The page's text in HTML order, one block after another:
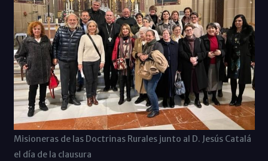
Misioneras de las Doctrinas Rurales junto al D. Jesús Catalá
el día de la clausura